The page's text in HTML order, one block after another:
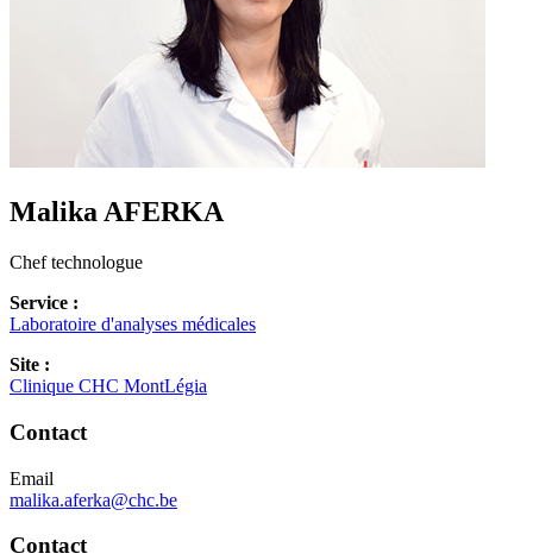
MalikaAFERKA
Chef technologue
Service :
Laboratoire d'analyses médicales
Site :
Clinique CHC MontLégia
Contact
Email
malika.aferka@chc.be
Contact